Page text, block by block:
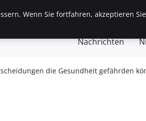
Finanzen & Immobilien
Nachrichten
die Gesundheit gefährden
Wenn Sie fortfahren, akzeptieren